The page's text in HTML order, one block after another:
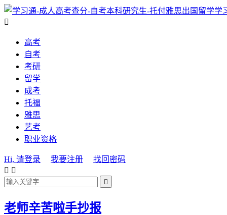
学

高考
自考
考研
留学
成考
托福
雅思
艺考
职业资格
Hi, 请登录 我要注册
找回密码
 

老师辛苦啦手抄报